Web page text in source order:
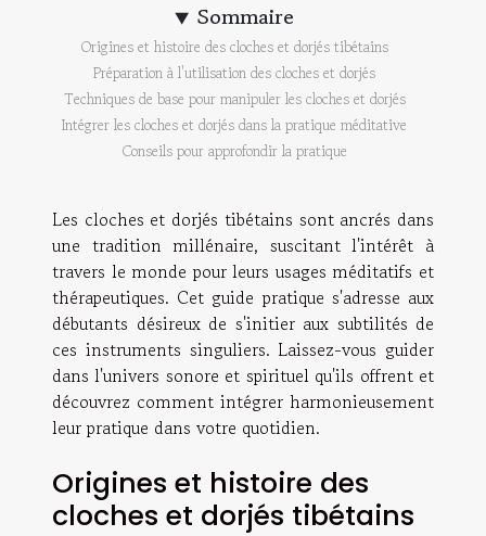
Sommaire
Origines et histoire des cloches et dorjés tibétains
Préparation à l'utilisation des cloches et dorjés
Techniques de base pour manipuler les cloches et dorjés
Intégrer les cloches et dorjés dans la pratique méditative
Conseils pour approfondir la pratique
Les cloches et dorjés tibétains sont ancrés dans
une tradition millénaire, suscitant l'intérêt à
travers le monde pour leurs usages méditatifs et
thérapeutiques. Cet guide pratique s'adresse aux
débutants désireux de s'initier aux subtilités de
ces instruments singuliers. Laissez-vous guider
dans l'univers sonore et spirituel qu'ils offrent et
découvrez comment intégrer harmonieusement
leur pratique dans votre quotidien.
Origines et histoire des
cloches et dorjés tibétains